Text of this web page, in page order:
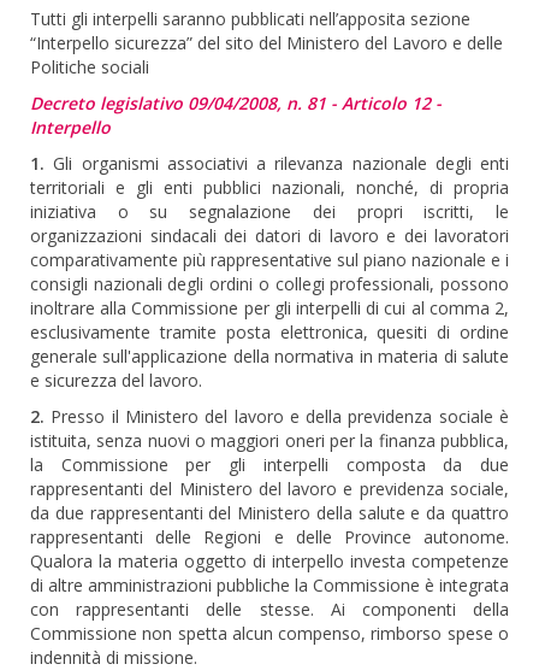
Tutti gli interpelli saranno pubblicati nell’apposita sezione
“Interpello sicurezza” del sito del Ministero del Lavoro e delle
Politiche sociali
Decreto legislativo 09/04/2008, n. 81 - Articolo 12 -
Interpello
1. Gli organismi associativi a rilevanza nazionale degli enti
territoriali e gli enti pubblici nazionali, nonché, di propria
iniziativa o su segnalazione dei propri iscritti, le
organizzazioni sindacali dei datori di lavoro e dei lavoratori
comparativamente più rappresentative sul piano nazionale e i
consigli nazionali degli ordini o collegi professionali, possono
inoltrare alla Commissione per gli interpelli di cui al comma 2,
esclusivamente tramite posta elettronica, quesiti di ordine
generale sull'applicazione della normativa in materia di salute
e sicurezza del lavoro.
2. Presso il Ministero del lavoro e della previdenza sociale è
istituita, senza nuovi o maggiori oneri per la finanza pubblica,
la Commissione per gli interpelli composta da due
rappresentanti del Ministero del lavoro e previdenza sociale,
da due rappresentanti del Ministero della salute e da quattro
rappresentanti delle Regioni e delle Province autonome.
Qualora la materia oggetto di interpello investa competenze
di altre amministrazioni pubbliche la Commissione è integrata
con rappresentanti delle stesse. Ai componenti della
Commissione non spetta alcun compenso, rimborso spese o
indennità di missione.